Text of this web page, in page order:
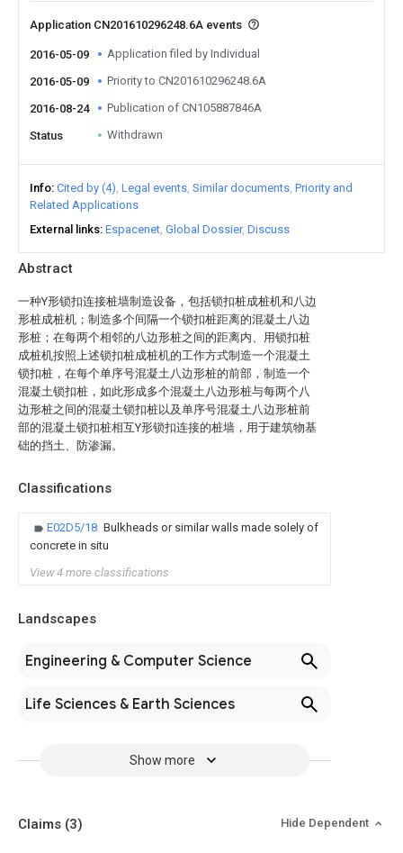
Abstract
一种Y形锁扣连接桩墙制造设备，包括锁扣桩成桩机和八边
形桩成桩机；制造多个间隔一个锁扣桩距离的混凝土八边
形桩；在每两个相邻的八边形桩之间的距离内、用锁扣桩
成桩机按照上述锁扣桩成桩机的工作方式制造一个混凝土
锁扣桩，在每个单序号混凝土八边形桩的前部，制造一个
混凝土锁扣桩，如此形成多个混凝土八边形桩与每两个八
边形桩之间的混凝土锁扣桩以及单序号混凝土八边形桩前
部的混凝土锁扣桩相互Y形锁扣连接的桩墙，用于建筑物基
础的挡土、防渗漏。
Classifications
E02D5/18 Bulkheads or similar walls made solely of
concrete in situ
View 4 more classifications
Landscapes
Engineering & Computer Science
Life Sciences & Earth Sciences
Show more
Application CN201610296248.6A events
2016-05-09 Application filed by Individual
2016-05-09 Priority to CN201610296248.6A
2016-08-24 Publication of CN105887846A
Status Withdrawn
Info Cited by (4) Legal events Similar documents Priority and
Related Applications
External links Espacenet Global Dossier Discuss
Claims (3) Hide Dependent